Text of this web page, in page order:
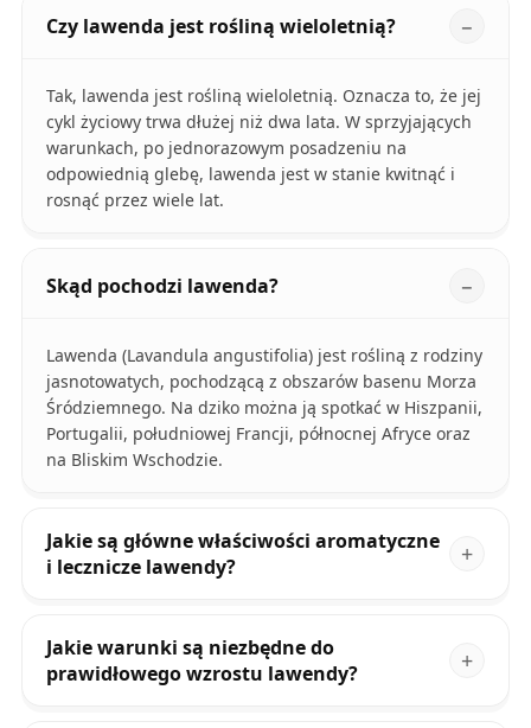
Czy lawenda jest rośliną wieloletnią?
Tak, lawenda jest rośliną wieloletnią. Oznacza to, że jej
cykl życiowy trwa dłużej niż dwa lata. W sprzyjających
warunkach, po jednorazowym posadzeniu na
odpowiednią glebę, lawenda jest w stanie kwitnąć i
rosnąć przez wiele lat.
Skąd pochodzi lawenda?
Lawenda (Lavandula angustifolia) jest rośliną z rodziny
jasnotowatych, pochodzącą z obszarów basenu Morza
Śródziemnego. Na dziko można ją spotkać w Hiszpanii,
Portugalii, południowej Francji, północnej Afryce oraz
na Bliskim Wschodzie.
Jakie są główne właściwości aromatyczne
i lecznicze lawendy?
Jakie warunki są niezbędne do
prawidłowego wzrostu lawendy?